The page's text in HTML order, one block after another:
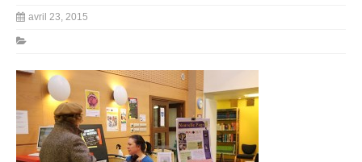
avril 23, 2015